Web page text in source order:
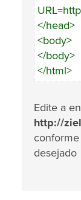
</head>
<body>
</body>
</html>
Edite a
http://
desejado